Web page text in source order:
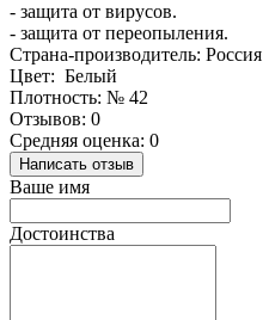
- защита от вирусов.
- защита от переопыления.
Страна-производитель: Россия
Цвет: Белый
Плотность: № 42
Отзывов: 0
Средняя оценка: 0
Написать отзыв
Ваше имя
Достоинства